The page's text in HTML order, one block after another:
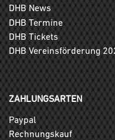
DHB News
DHB Termine
DHB Tickets
DHB Vereinsförderung
ZAHLUNGSARTEN
Paypal
Rechnungskauf